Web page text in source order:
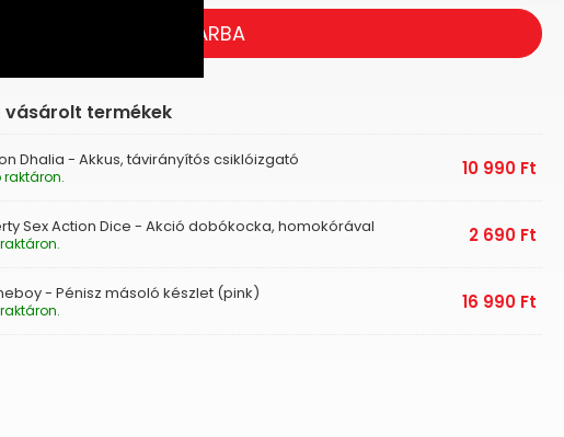
KOSÁRBA
vásárolt termékek
Dhalia - Akkus, távirányítós csiklóizgató
raktáron. 10 990 Ft
Sex Action Dice - Akció dobókocka, homokórával 2 690 Ft
- Pénisz másoló készlet (pink) 16 990 Ft